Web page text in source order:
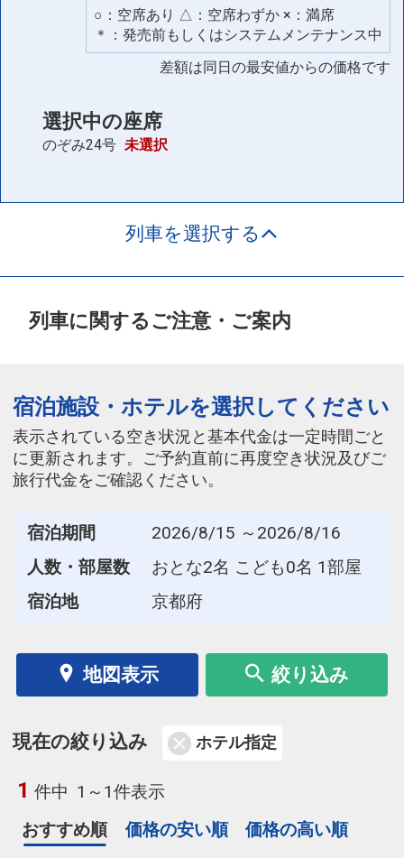
○：空席あり △：空席わずか ×：満席
＊：発売前もしくはシステムメンテナンス中
差額は同日の最安値からの価格です
選択中の座席
のぞみ24号 未選択
列車を選択する
列車に関するご注意・ご案内
宿泊施設・ホテルを選択してください
表示されている空き状況と基本代金は一定時間ごと
に更新されます。ご予約直前に再度空き状況及びご
旅行代金をご確認ください。
宿泊期間
2026/8/15 ～2026/8/16
人数・部屋数
おとな2名 こども0名 1部屋
宿泊地
京都府
地図表示 絞り込み
現在の絞り込み ホテル指定
1 件中 1～1件表示
おすすめ順
価格の安い順 価格の高い順